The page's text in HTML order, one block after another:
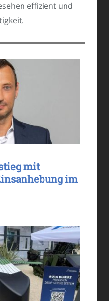
effizient und
mit
im